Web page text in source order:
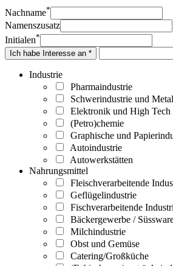
Nachname*
Namenszusatz
Initialen*
Ich habe Interesse an *
Industrie
Pharmaindustrie
Schwerindustrie und
Elektronik und High Tech
(Petro)chemie
Graphische und
Autoindustrie
Autowerkstätten
Nahrungsmittel
Fleischverarbeitende
Geflügelindustrie
Fischverarbeitende
Bäckergewerbe /
Milchindustrie
Obst und Gemüse
Catering/Großküche